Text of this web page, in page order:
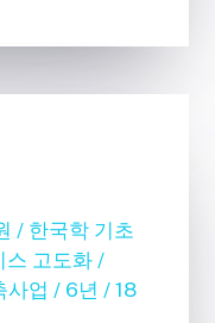
/ 한국학 기초
스 고도화 /
사업 / 6년 / 18